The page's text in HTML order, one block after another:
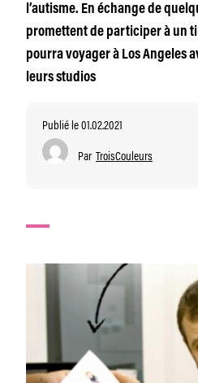
l’autisme. En échange de
promettent de participer à un
pourra voyager à Los Angeles
leurs studios
Publié le 01.02.2021
Par TroisCouleurs